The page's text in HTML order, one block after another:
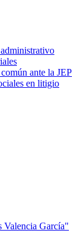
ante la JEP
en litigio
García"